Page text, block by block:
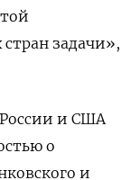
задачи»,
и США
о
и